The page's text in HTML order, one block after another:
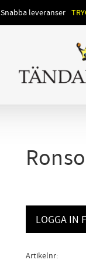
Snabba leveranser
LOGGA IN
Artikelnr